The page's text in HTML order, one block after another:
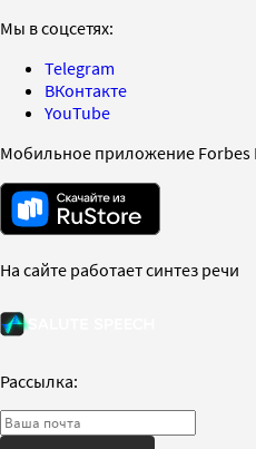
Мы в соцсетях:
Telegram
ВКонтакте
YouTube
Мобильное приложение Forbes
На сайте работает синтез речи
Рассылка: